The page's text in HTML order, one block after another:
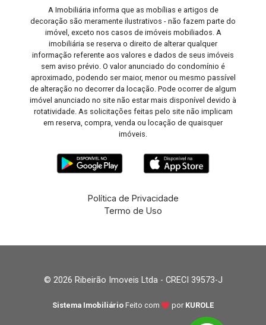
A Imobiliária informa que as mobílias e artigos de
decoração são meramente ilustrativos - não fazem parte do
imóvel, exceto nos casos de imóveis mobiliados. A
imobiliária se reserva o direito de alterar qualquer
informação referente aos valores e dados de seus imóveis
sem aviso prévio. O valor anunciado do condomínio é
aproximado, podendo ser maior, menor ou mesmo passível
de alteração no decorrer da locação. Pode ocorrer de algum
imóvel anunciado no site não estar mais disponível devido à
rotatividade. As solicitações feitas pelo site não implicam
em reserva, compra, venda ou locação de quaisquer
imóveis.
Política de Privacidade
Termo de Uso
© 2026 Ribeirão Imoveis Ltda - CRECI 39573-J
Sistema Imobiliário Feito com por KUROLE